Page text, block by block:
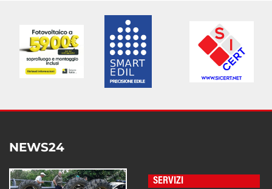
NEWS24
SERVIZI